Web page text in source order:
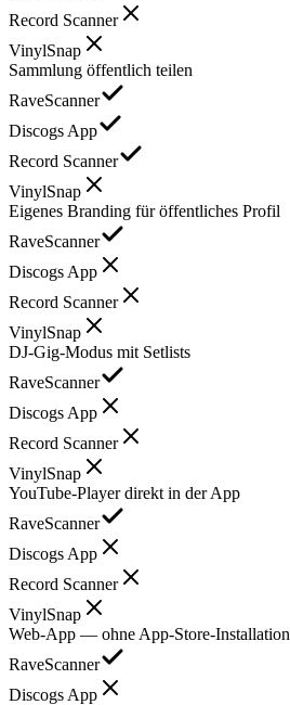
Record Scanner
VinylSnap
Sammlung öffentlich teilen
RaveScanner
Discogs App
Record Scanner
VinylSnap
Eigenes Branding für öffentliches Profil
RaveScanner
Discogs App
Record Scanner
VinylSnap
DJ-Gig-Modus mit Setlists
RaveScanner
Discogs App
Record Scanner
VinylSnap
YouTube-Player direkt in der App
RaveScanner
Discogs App
Record Scanner
VinylSnap
Web-App — ohne App-Store-Installation
RaveScanner
Discogs App